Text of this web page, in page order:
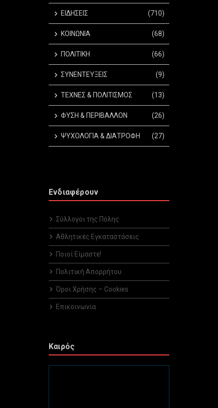
ΕΙΔΗΣΕΙΣ (710)
ΚΟΙΝΩΝΙΑ (68)
ΠΟΛΙΤΙΚΗ (66)
ΣΥΝΕΝΤΕΥΞΕΙΣ (9)
ΤΕΧΝΕΣ & ΠΟΛΙΤΙΣΜΟΣ (13)
ΦΥΣΗ & ΠΕΡΙΒΑΛΛΟΝ (26)
ΨΥΧΟΛΟΓΙΑ & ΔΙΑΤΡΟΦΗ (27)
Ενδιαφέρουν
Σύλλογοι της Πόλης
Αθλητικές Εγκαταστάσεις
Ποιοί Είμαστε!
Πολιτική Απορρήτου
Όροι Χρήσης – Cookies
Επικοινωνία
Καιρός